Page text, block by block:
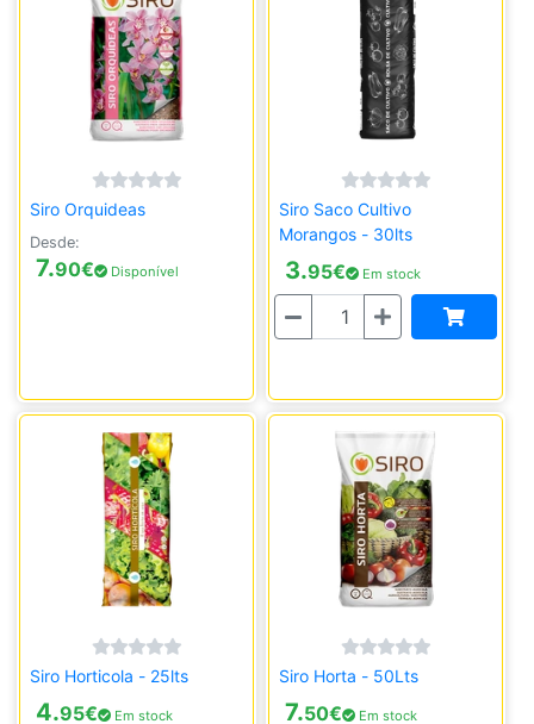
Siro Orquideas
Desde:
7.90€ Disponível
Siro Saco Cultivo
Morangos - 30lts
3.95€ Em stock
Quantidade
Siro Horticola - 25lts
4.95€ Em stock
Siro Horta - 50Lts
7.50€ Em stock